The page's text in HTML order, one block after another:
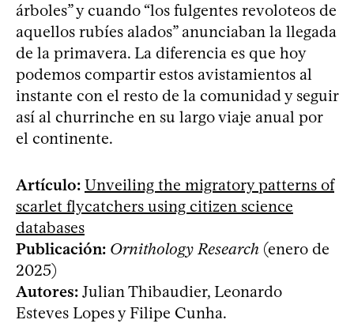
árboles” y cuando “los fulgentes revoloteos de
aquellos rubíes alados” anunciaban la llegada
de la primavera. La diferencia es que hoy
podemos compartir estos avistamientos al
instante con el resto de la comunidad y seguir
así al churrinche en su largo viaje anual por
el continente.
Artículo: Unveiling the migratory patterns of
scarlet flycatchers using citizen science
databases
Publicación: Ornithology Research (enero de
2025)
Autores: Julian Thibaudier, Leonardo
Esteves Lopes y Filipe Cunha.